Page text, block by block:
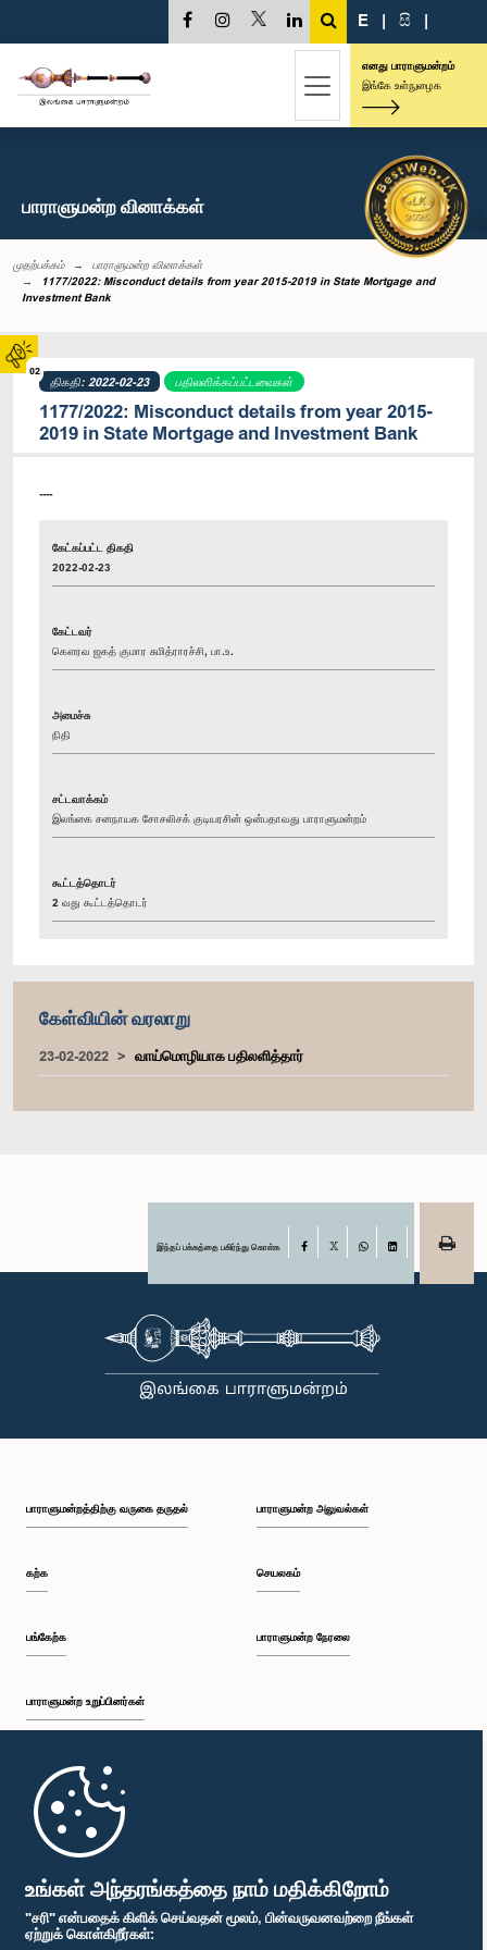
உங்கள் அந்தரங்கத்தை நாம் மதிக்கிறோம்
"சரி" என்பதைக் கிளிக் செய்வதன் மூலம், பின்வருவனவற்றை நீங்கள்
ஏற்றுக் கொள்கிறீர்கள்:
02
E | සි |
எனது பாராளுமன்றம்
இங்கே உள்நுழைக
பாராளுமன்ற வினாக்கள்
முதற்பக்கம்
பாராளுமன்ற வினாக்கள்
1177/2022: Misconduct details from year 2015-2019 in State Mortgage and
Investment Bank
திகதி: 2022-02-23 பதிலளிக்கப்பட்டவைகள்
1177/2022: Misconduct details from year 2015-
2019 in State Mortgage and Investment Bank
----
கேட்கப்பட்ட திகதி
2022-02-23
கேட்டவர்
கௌரவ ஜகத் குமார சுமித்ராரச்சி, பா.உ.
அமைச்சு
நிதி
சட்டவாக்கம்
இலங்கை சனநாயக சோசலிசக் குடியரசின் ஒன்பதாவது பாராளுமன்றம்
கூட்டத்தொடர்
2 வது கூட்டத்தொடர்
கேள்வியின் வரலாறு
23-02-2022 வாய்மொழியாக பதிலளித்தார்
இந்தப் பக்கத்தை பகிர்ந்து கொள்க Facebook
பாராளுமன்றத்திற்கு வருகை தருதல்
கற்க
பங்கேற்க
பாராளுமன்ற உறுப்பினர்கள்
முதற்பக்கம்
பாராளுமன்ற அலுவல்கள்
செயலகம்
பாராளுமன்ற நேரலை
பாராளுமன்ற கையடக்க செயலி